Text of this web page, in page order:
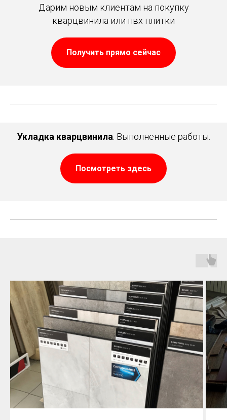
Дарим новым клиентам на покупку
кварцвинила или пвх плитки
Получить прямо сейчас
Укладка кварцвинила . Выполненные работы.
Посмотреть здесь